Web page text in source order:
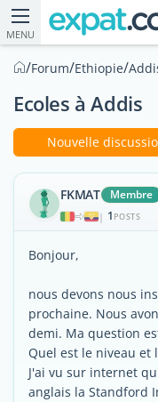
MENU
/Forum/Ethiopie/
Ecoles à Addis
Nouvelle
FKMAT Membre
| 1 POSTS
Bonjour,
nous devons nous
prochaine. Nous
demi. Ma question
Quel est le niveau et
J'ai vu sur internet
anglais la Standford